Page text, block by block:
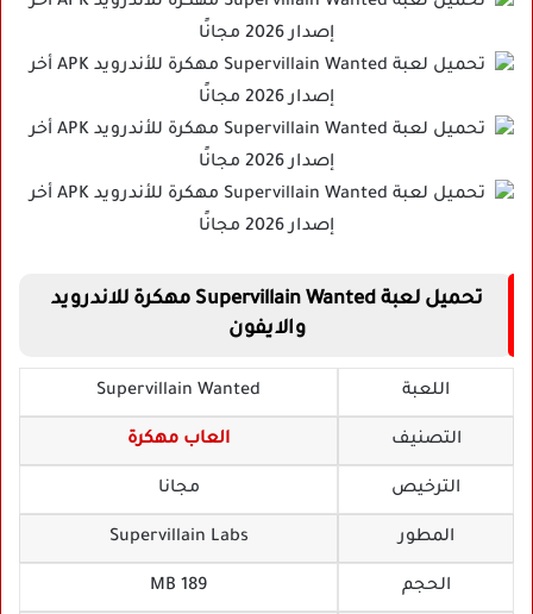
تحميل لعبة Supervillain Wanted مهكرة للاندرويد
والايفون
اللعبة Supervillain Wanted
التصنيف العاب مهكرة
الترخيص مجانا
المطور Supervillain Labs‏
الحجم 189 MB